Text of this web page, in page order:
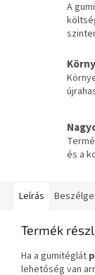
A
és a
Leírás
Termék
Ha a gumitéglát
lehetőség van